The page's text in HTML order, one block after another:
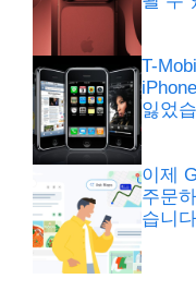
T-
잃었
이제
주문
습니